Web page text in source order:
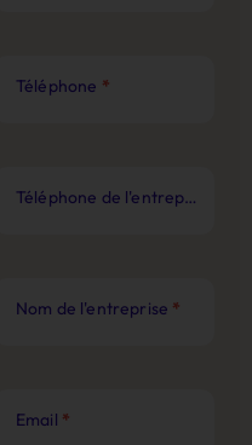
Téléphone *
Téléphone de l'entreprise
Nom de l'entreprise *
Email *